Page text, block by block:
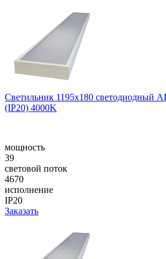
Светильник 1195x180 светодиодный
(IP20) 4000K
мощность
39
световой поток
4670
исполнение
IP20
Заказать